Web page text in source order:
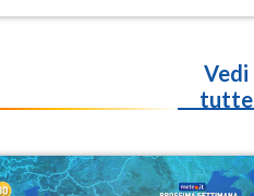
Vedi
tutte